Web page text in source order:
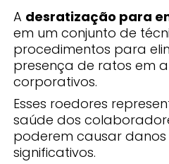
A desratização para
em um conjunto de
procedimentos para
presença de ratos em
corporativos.
Esses roedores
saúde dos
poderem causar danos
significativos.